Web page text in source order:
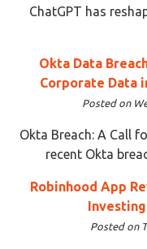
ChatGPT has
Okta Data
Corporate Data
Posted on
Okta Breach: A Call
recent Okta
Robinhood App
Posted on